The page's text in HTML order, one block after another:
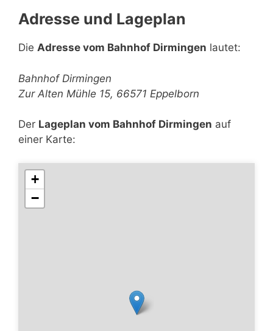
Adresse und Lageplan
Die Adresse vom Bahnhof Dirmingen lautet:
Bahnhof Dirmingen
Zur Alten Mühle 15, 66571 Eppelborn
Der Lageplan vom Bahnhof Dirmingen auf
einer Karte:
+
−